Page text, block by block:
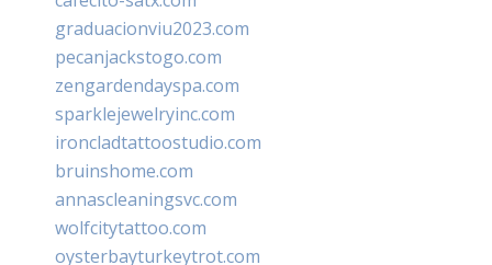
graduacionviu2023.com
pecanjackstogo.com
zengardendayspa.com
sparklejewelryinc.com
ironcladtattoostudio.com
bruinshome.com
annascleaningsvc.com
wolfcitytattoo.com
oysterbayturkeytrot.com